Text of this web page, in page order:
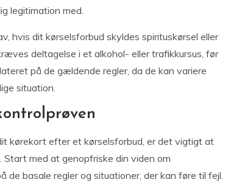
legitimation med.
hvis dit kørselsforbud skyldes spirituskørsel eller
deltagelse i et alkohol- eller trafikkursus, før
på de gældende regler, da de kan variere
situation.
kørekort efter et kørselsforbud, er det vigtigt at
med at genopfriske din viden om
basale regler og situationer, der kan føre til fejl.